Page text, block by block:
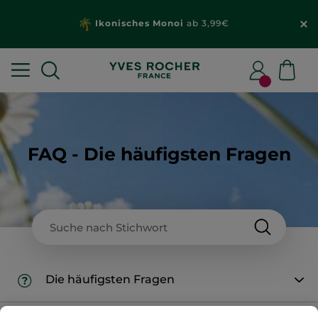
Ikonisches Monoi ab 3,99€
FAQ - Die häufigsten Fragen
Die häufigsten Fragen
Wie lange dauert es, bis ich mein Yves Rocher-